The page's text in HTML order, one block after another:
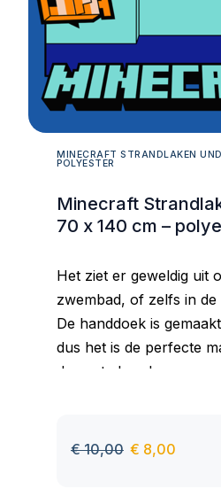
MINECRAFT STRANDLAKEN
POLYESTER
Minecraft
70 x 140 cm –
Het ziet er geweldig uit
zwembad, of zelfs in de
De handdoek is
dus het is de perfecte
droog te houden.
wasbeurten.
€10,00 € 8,00